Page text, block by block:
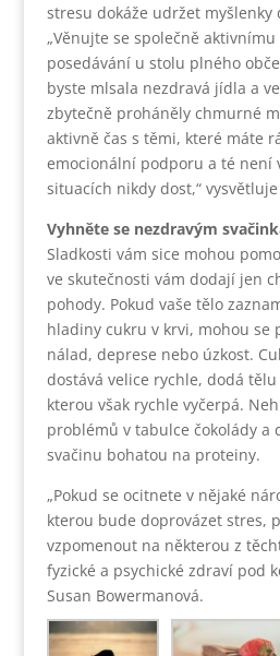
stresu dokáže udržet
„Věnujte se společně
posedávání u stolu plného
byste mlsala nezdravá jídla a
zbytečně proháněly chmurné
aktivně čas s těmi, které máte
emocionální podporu a té není
situacích nikdy dost,“ vysvětluje
Vyhněte se nezdravým
Sladkosti vám sice mohou
ve skutečnosti vám dodají jen
pohody. Pokud vaše tělo
hladiny cukru v krvi, mohou se
nálad, deprese nebo úzkost.
dostává velice rychle, dodá
kterou však rychle vyčerpá.
problémů v tabulce čokolády a
svačinu bohatou na proteiny.
„Pokud se ocitnete v nějaké
kterou bude doprovázet stres,
vzpomenout na některou z
fyzické a psychické zdraví pod
Susan Bowermanová.